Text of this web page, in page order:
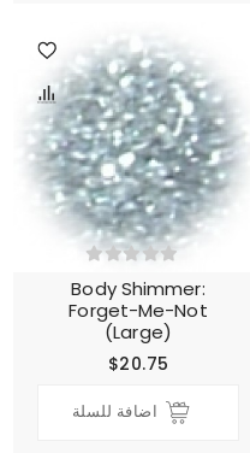
Body Shimmer:
Forget-Me-Not
(Large)
$20.75
اضافة للسلة